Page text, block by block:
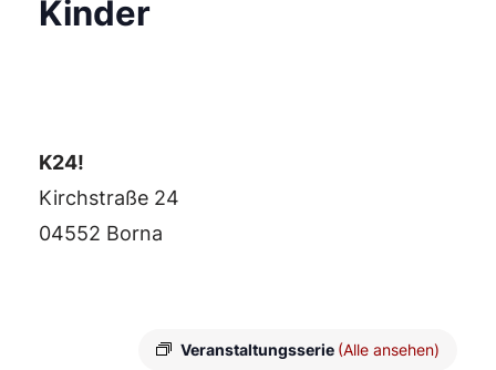
Kinder
K24!
Kirchstraße 24
04552 Borna
Veranstaltungsserie (Alle ansehen)